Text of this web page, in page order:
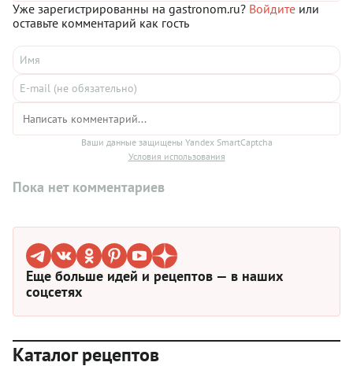
Уже зарегистрированны на gastronom.ru? Войдите или
оставьте комментарий как гость
Ваши данные защищены Yandex SmartCaptcha
Условия использования
Пока нет комментариев
Еще больше идей и рецептов — в наших
соцсетях
Каталог рецептов